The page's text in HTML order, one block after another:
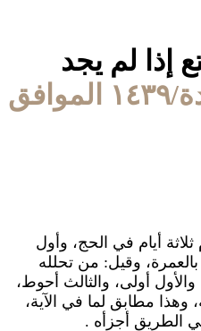
إذا لم يجد
١٣/ذو القعدة/١٤٣٩ الموافق
أيام في الحج، وأول
بالعمرة، وقيل: من تحلله
أولى، والثالث أحوط،
مطابق لما في الآية،
الطريق أجزأه .